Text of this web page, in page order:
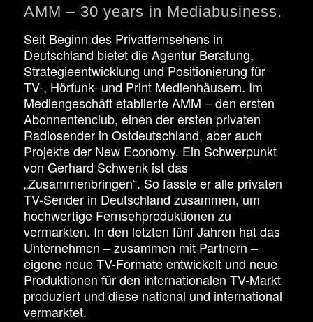
AMM – 30 years in Mediabusiness.
Seit Beginn des Privatfernsehens in
Deutschland bietet die Agentur Beratung,
Strategieentwicklung und Positionierung für
TV-, Hörfunk- und Print Medienhäusern. Im
Mediengeschäft etablierte AMM – den ersten
Abonnentenclub, einen der ersten privaten
Radiosender in Ostdeutschland, aber auch
Projekte der New Economy. Ein Schwerpunkt
von Gerhard Schwenk ist das
„Zusammenbringen“. So fasste er alle privaten
TV-Sender in Deutschland zusammen, um
hochwertige Fernsehproduktionen zu
vermarkten. In den letzten fünf Jahren hat das
Unternehmen – zusammen mit Partnern –
eigene neue TV-Formate entwickelt und neue
Produktionen für den internationalen TV-Markt
produziert und diese national und international
vermarktet.